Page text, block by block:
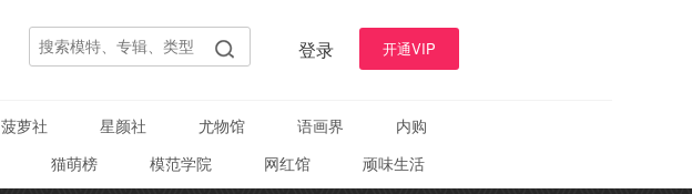
登录 开通VIP
菠萝社 星颜社 尤物馆 语画界
内购
猫萌榜 模范学院 网红馆 顽味生活